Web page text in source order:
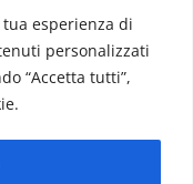
esperienza di
personalizzati
“Accetta tutti”,